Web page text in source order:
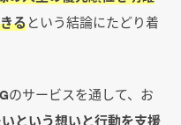
るという結論にたどり着
のサービスを通して、お
という想いと行動を支援